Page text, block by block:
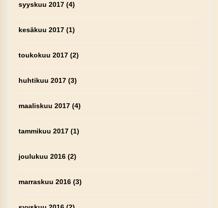
syyskuu 2017(4)
kesäkuu 2017(1)
toukokuu 2017(2)
huhtikuu 2017(3)
maaliskuu 2017(4)
tammikuu 2017(1)
joulukuu 2016(2)
marraskuu 2016(3)